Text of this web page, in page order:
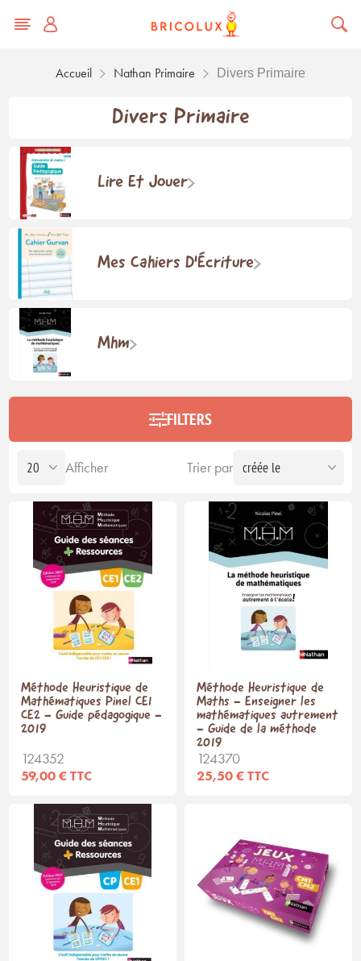
Accueil Nathan Primaire Divers Primaire
Divers Primaire
Lire Et Jouer
Mes Cahiers D'Écriture
Mhm
FILTERS
Trier par
Afficher
Méthode Heuristique de
Mathématiques Pinel CE1
CE2 - Guide pédagogique -
2019
124352
59,00 € TTC
Méthode Heuristique de
Maths - Enseigner les
mathématiques autrement
- Guide de la méthode
2019
124370
25,50 € TTC